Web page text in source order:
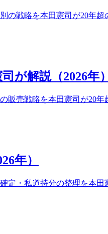
戦略を本田憲司が20年超
が解説（2026年）
売戦略を本田憲司が20年
年）
・私道持分の整理を本田